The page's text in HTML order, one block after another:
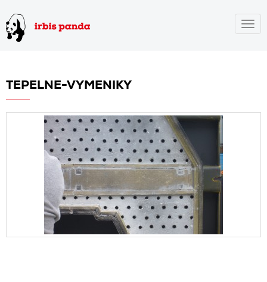
TEPELNE-VYMENIKY